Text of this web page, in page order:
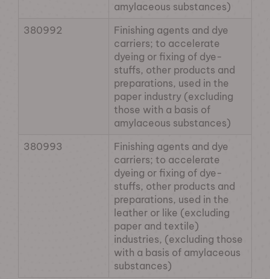
amylaceous substances)
380992
Finishing agents and dye
carriers; to accelerate
dyeing or fixing of dye-
stuffs, other products and
preparations, used in the
paper industry (excluding
those with a basis of
amylaceous substances)
380993
Finishing agents and dye
carriers; to accelerate
dyeing or fixing of dye-
stuffs, other products and
preparations, used in the
leather or like (excluding
paper and textile)
industries, (excluding those
with a basis of amylaceous
substances)